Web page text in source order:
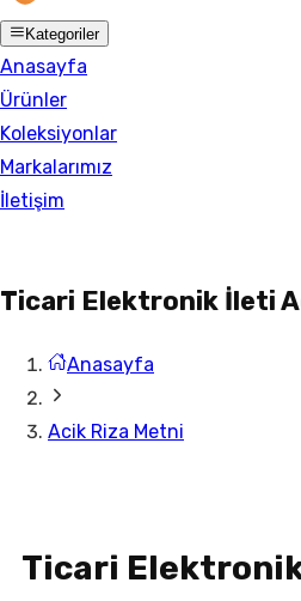
Kategoriler
Anasayfa
Ürünler
Koleksiyonlar
Markalarımız
İletişim
Ticari Elektronik İleti
Anasayfa
Acik Riza Metni
Ticari